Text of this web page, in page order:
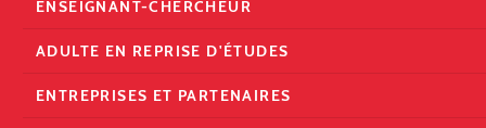
ENSEIGNANT-CHERCHEUR
ADULTE EN REPRISE D'ÉTUDES
ENTREPRISES ET PARTENAIRES